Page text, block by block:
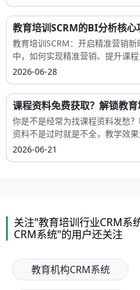
教育培训SCRM的BI分析核
教育培训SCRM：开启精准营销
中，如何实现精准营销、提升课
2026-06-28
课程资料免费获取？解锁教
你是不是经常为找课程资料发愁
资料不是过时就是不全，教学效
2026-06-21
关注"教育培训行业CRM系
CRM系统"的用户还关注
教育机构CRM系统